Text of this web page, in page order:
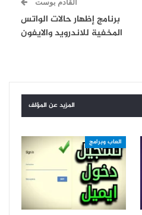
برنامج إظهار حالات الواتس
المخفية للاندرويد والايفون
المزيد عن المؤلف
العاب وبرامج